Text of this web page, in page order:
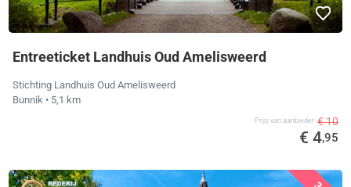
Entreeticket Landhuis Oud Amelisweerd
Stichting Landhuis Oud Amelisweerd
Bunnik • 5,1 km
Prijs van aanbieder € 10
€ 4,95